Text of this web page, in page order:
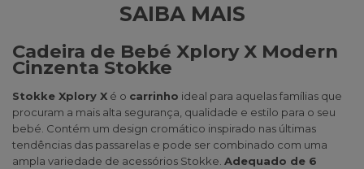
SAIBA MAIS
Cadeira de Bebé Xplory X Modern
Cinzenta Stokke
Stokke Xplory X é o carrinho ideal para aquelas famílias que
procuram a mais alta segurança, qualidade e estilo para o seu
bebé. Contém um design cromático inspirado nas últimas
tendências das passarelas e pode ser combinado com uma
ampla variedade de acessórios Stokke Adequado de 6